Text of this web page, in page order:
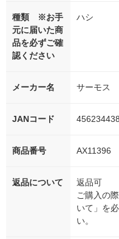
種類 ※お手
元に届いた商
品を必ずご確
認ください
ハシ
メーカー名 サーモス
JANコード
商品番号 AX11396
返品について
返品可
ご購入の
いて」を
い。